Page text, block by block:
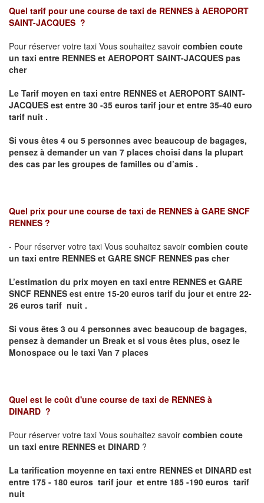
Quel tarif pour une course de taxi de RENNES à AEROPORT
SAINT-JACQUES ?
Pour réserver votre taxi Vous souhaitez savoir combien coute
un taxi entre RENNES et AEROPORT SAINT-JACQUES pas
cher
Le Tarif moyen en taxi entre RENNES et AEROPORT SAINT-
JACQUES est entre 30 -35 euros tarif jour et entre 35-40 euro
tarif nuit .
Si vous êtes 4 ou 5 personnes avec beaucoup de bagages,
pensez à demander un van 7 places choisi dans la plupart
des cas par les groupes de familles ou d’amis .
Quel prix pour une course de taxi de RENNES à GARE SNCF
RENNES ?
- Pour réserver votre taxi Vous souhaitez savoir combien coute
un taxi entre RENNES et GARE SNCF RENNES pas cher
L’estimation du prix moyen en taxi entre RENNES et GARE
SNCF RENNES est entre 15-20 euros tarif du jour et entre 22-
26 euros tarif nuit .
Si vous êtes 3 ou 4 personnes avec beaucoup de bagages,
pensez à demander un Break et si vous êtes plus, osez le
Monospace ou le taxi Van 7 places
Quel est le coût d'une course de taxi de RENNES à
DINARD ?
Pour réserver votre taxi Vous souhaitez savoir combien coute
un taxi entre RENNES et DINARD ?
La tarification moyenne en taxi entre RENNES et DINARD est
entre 175 - 180 euros tarif jour et entre 185 -190 euros tarif
nuit